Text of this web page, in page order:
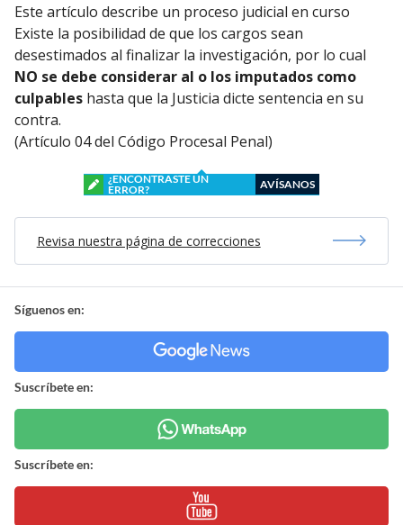
Este artículo describe un proceso judicial en curso
Existe la posibilidad de que los cargos sean
desestimados al finalizar la investigación, por lo cual
NO se debe considerar al o los imputados como
culpables hasta que la Justicia dicte sentencia en su
contra.
(Artículo 04 del Código Procesal Penal)
¿ENCONTRASTE UN
ERROR?
AVÍSANOS
Revisa nuestra página de correcciones
Síguenos en:
Suscríbete en:
Suscríbete en: